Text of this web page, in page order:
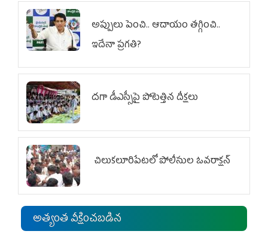
అప్పులు పెంచి.. ఆదాయం తగ్గించి..
ఇదేనా ప్రగతి?
దగా డీఎస్సీపై పోటెత్తిన దీక్షలు
చిలుక‌లూరిపేట‌లో పోలీసుల ఓవ‌రాక్ష‌న్‌
అత్యంత వీక్షించబడిన